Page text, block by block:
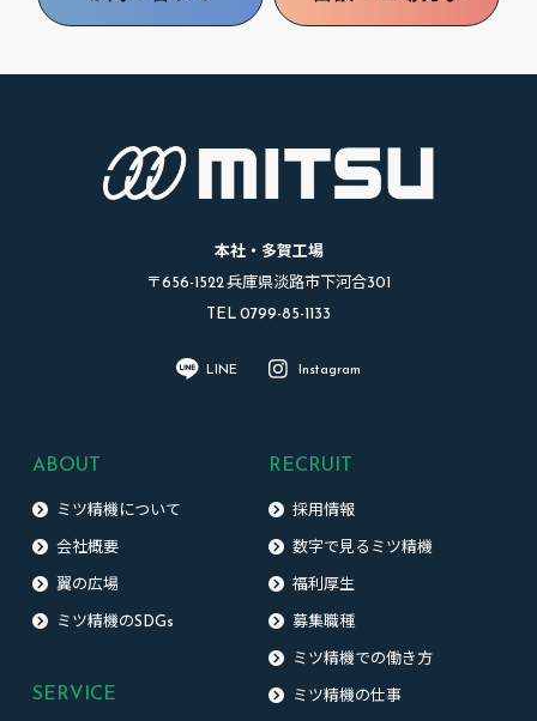
本社・多賀工場
〒656-1522 兵庫県淡路市下河合301
TEL 0799-85-1133
LINE Instagram
ABOUT
ミツ精機について
会社概要
翼の広場
ミツ精機のSDGs
SERVICE
RECRUIT
採用情報
数字で見るミツ精機
福利厚生
募集職種
ミツ精機での働き方
ミツ精機の仕事